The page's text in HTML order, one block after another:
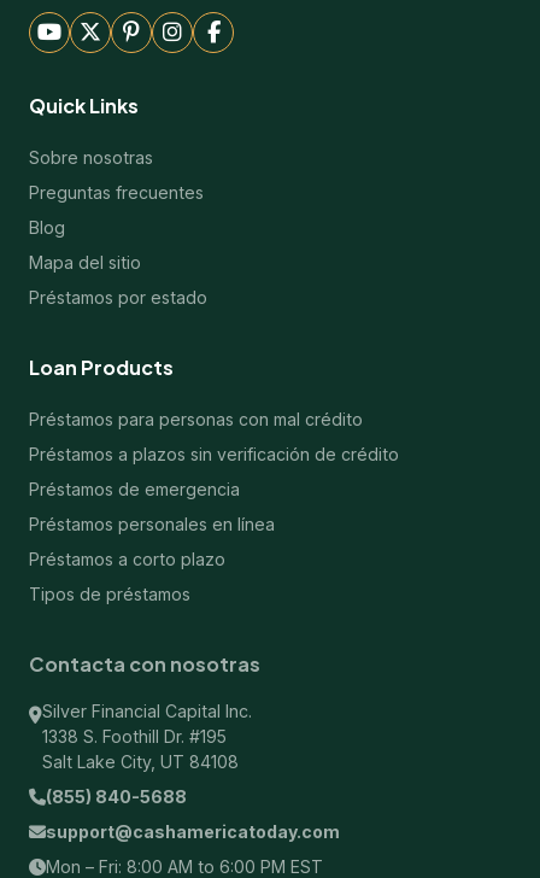
Quick Links
Sobre nosotras
Preguntas frecuentes
Blog
Mapa del sitio
Préstamos por estado
Loan Products
Préstamos para personas con mal crédito
Préstamos a plazos sin verificación de crédito
Préstamos de emergencia
Préstamos personales en línea
Préstamos a corto plazo
Tipos de préstamos
Contacta con nosotras
Silver Financial Capital Inc.
1338 S. Foothill Dr. #195
Salt Lake City, UT 84108
(855) 840-5688
support@cashamericatoday.com
Mon – Fri: 8:00 AM to 6:00 PM EST